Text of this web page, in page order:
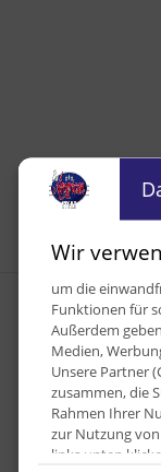
Wir
um die
Funktionen für
Außerdem
Medien,
Unsere Partner
zusammen, die
Rahmen Ihrer
zur Nutzung
links unten